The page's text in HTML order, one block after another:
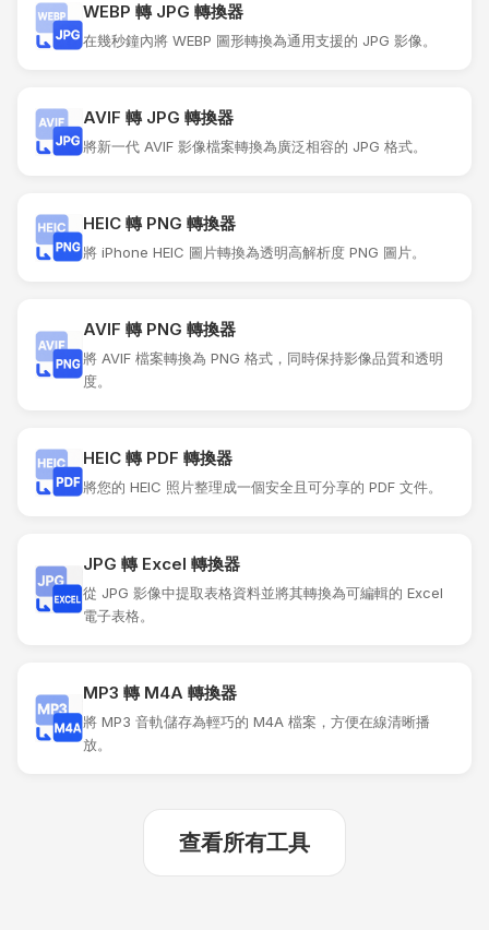
WEBP 轉 JPG 轉換器
在幾秒鐘內將 WEBP 圖形轉換為通用支援的 JPG 影像。
AVIF 轉 JPG 轉換器
將新一代 AVIF 影像檔案轉換為廣泛相容的 JPG 格式。
HEIC 轉 PNG 轉換器
將 iPhone HEIC 圖片轉換為透明高解析度 PNG 圖片。
AVIF 轉 PNG 轉換器
將 AVIF 檔案轉換為 PNG 格式，同時保持影像品質和透明
度。
HEIC 轉 PDF 轉換器
將您的 HEIC 照片整理成一個安全且可分享的 PDF 文件。
JPG 轉 Excel 轉換器
從 JPG 影像中提取表格資料並將其轉換為可編輯的 Excel
電子表格。
MP3 轉 M4A 轉換器
將 MP3 音軌儲存為輕巧的 M4A 檔案，方便在線清晰播
放。
查看所有工具